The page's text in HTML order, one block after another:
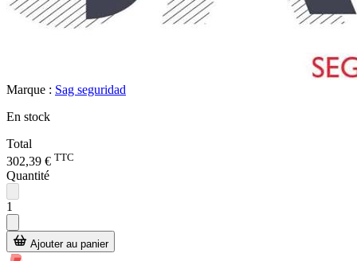
Marque : Sag seguridad
En stock
Total
302,39 € TTC
Quantité
1
Ajouter au panier